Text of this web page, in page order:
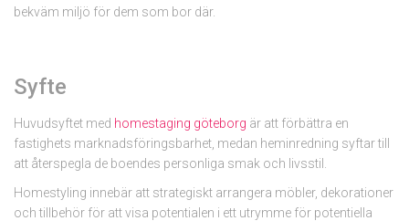
bekväm miljö för dem som bor där.
Syfte
Huvudsyftet med homestaging göteborg är att förbättra en
fastighets marknadsföringsbarhet, medan heminredning syftar till
att återspegla de boendes personliga smak och livsstil.
Homestyling innebär att strategiskt arrangera möbler, dekorationer
och tillbehör för att visa potentialen i ett utrymme för potentiella